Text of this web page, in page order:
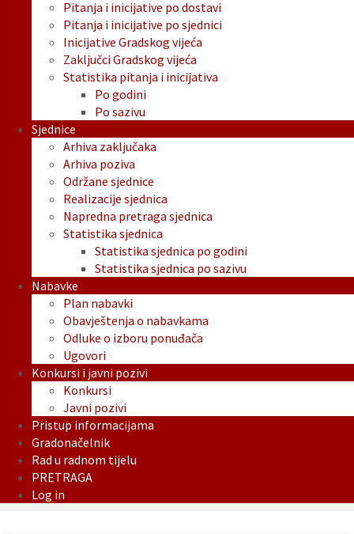
Pitanja i inicijative po dostavi
Pitanja i inicijative po sjednici
Inicijative Gradskog vijeća
Zaključci Gradskog vijeća
Statistika pitanja i inicijativa
Po godini
Po sazivu
Sjednice
Arhiva zaključaka
Arhiva poziva
Održane sjednice
Realizacije sjednica
Napredna pretraga sjednica
Statistika sjednica
Statistika sjednica po godini
Statistika sjednica po sazivu
Nabavke
Plan nabavki
Obavještenja o nabavkama
Odluke o izboru ponuđača
Ugovori
Konkursi i javni pozivi
Konkursi
Javni pozivi
Pristup informacijama
Gradonačelnik
Rad u radnom tijelu
PRETRAGA
Log in